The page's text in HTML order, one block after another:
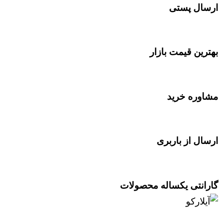
ارسال پستی
بهترین قیمت بازار
مشاوره خرید
ارسال از باربری
گارانتی یکساله محصولات